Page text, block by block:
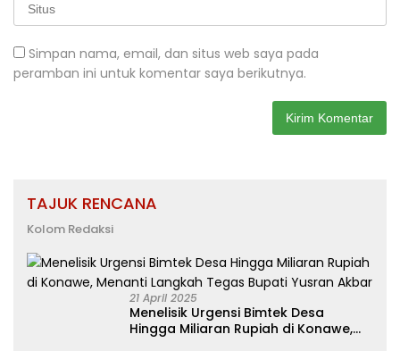
Simpan nama, email, dan situs web saya pada
peramban ini untuk komentar saya berikutnya.
TAJUK RENCANA
Kolom Redaksi
21 April 2025
Menelisik Urgensi Bimtek Desa
Hingga Miliaran Rupiah di Konawe,